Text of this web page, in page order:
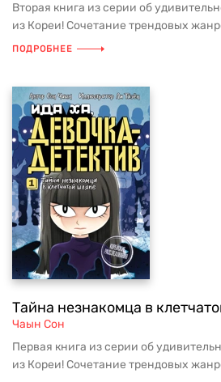
Вторая книга из серии об
из Кореи! Сочетание трендовых
ПОДРОБНЕЕ
Тайна незнакомца в
Чаын Сон
Первая книга из серии об
из Кореи! Сочетание трендовых